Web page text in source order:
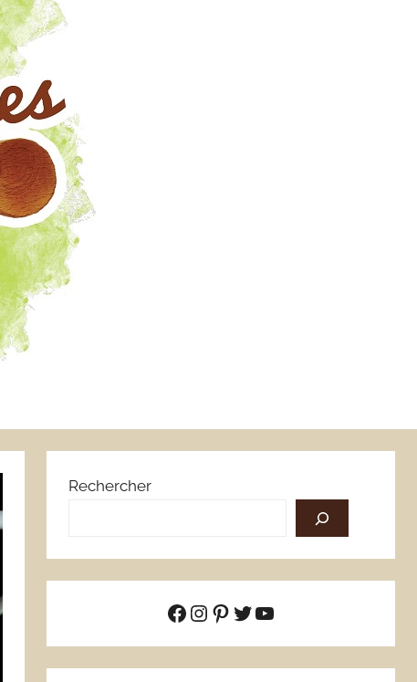
Rechercher
Facebook
Instagram
Pinterest
Twitter
YouTube